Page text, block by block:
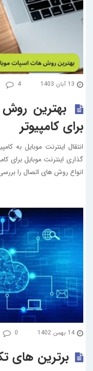
13 آبان 1403 4
بهترین
برای کامپیوتر
انتقال اینترنت موبایل به
گذاری اینترنت موبایل برای
انواع روش های اتصال را
14 بهمن 1402 0
برترین های